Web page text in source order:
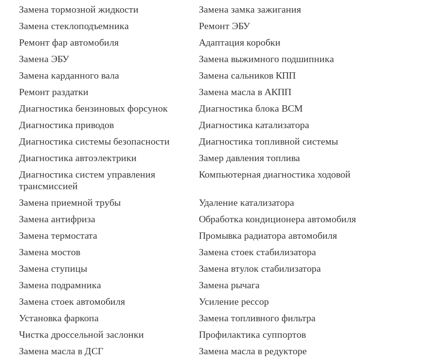
Замена тормозной жидкости
Замена замка зажигания
Замена стеклоподъемника
Ремонт ЭБУ
Ремонт фар автомобиля
Адаптация коробки
Замена ЭБУ
Замена выжимного подшипника
Замена карданного вала
Замена сальников КПП
Ремонт раздатки
Замена масла в АКПП
Диагностика бензиновых форсунок
Диагностика блока BCM
Диагностика приводов
Диагностика катализатора
Диагностика системы безопасности
Диагностика топливной системы
Диагностика автоэлектрики
Замер давления топлива
Диагностика систем управления
трансмиссией
Компьютерная диагностика ходовой
Замена приемной трубы
Удаление катализатора
Замена антифриза
Обработка кондиционера автомобиля
Замена термостата
Промывка радиатора автомобиля
Замена мостов
Замена стоек стабилизатора
Замена ступицы
Замена втулок стабилизатора
Замена подрамника
Замена рычага
Замена стоек автомобиля
Усиление рессор
Установка фаркопа
Замена топливного фильтра
Чистка дроссельной заслонки
Профилактика суппортов
Замена масла в ДСГ Замена масла в редукторе